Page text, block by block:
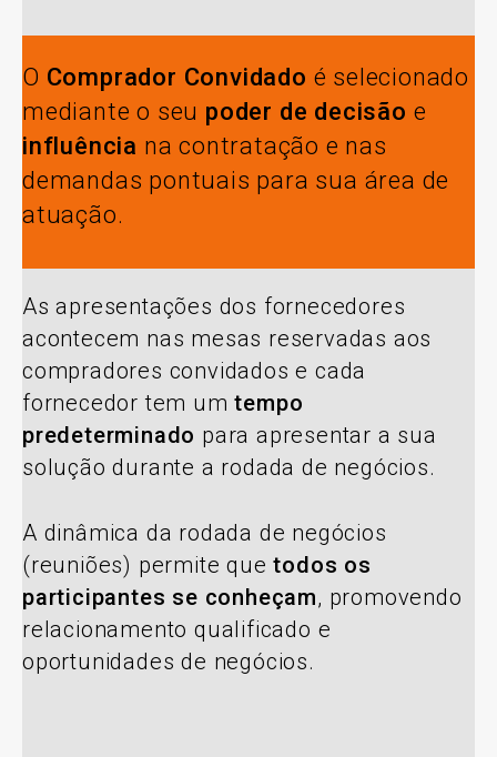
O Comprador Convidado é selecionado
mediante o seu poder de decisão e
influência na contratação e nas
demandas pontuais para sua área de
atuação.
As apresentações dos fornecedores
acontecem nas mesas reservadas aos
compradores convidados e cada
fornecedor tem umtempo
predeterminado para apresentar a sua
solução durante a rodada de negócios.
A dinâmica da rodada de negócios
(reuniões) permite quetodos os
participantes se conheçam, promovendo
relacionamento qualificado e
oportunidades de negócios.